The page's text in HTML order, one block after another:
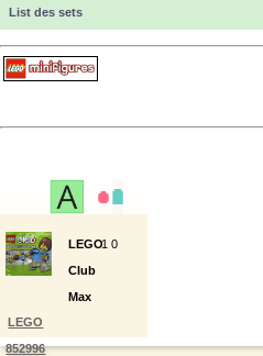
List des sets
LEGO
852996
LEGO
Club
Max
10